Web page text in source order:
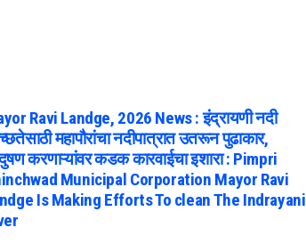
Ravi Landge, 2026 News : इंद्रायणी नदी
महापौरांचा नदीपात्रात उतरून पुढाकार,
करणाऱ्यांवर कडक कारवाईचा इशारा : Pimpri
Municipal Corporation Mayor Ravi
Is Making Efforts To clean The Indrayani